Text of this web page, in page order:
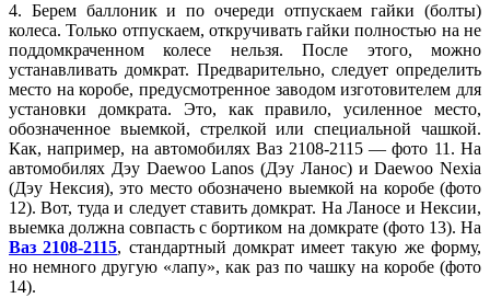
4. Берем баллоник и по очереди отпускаем гайки (болты)
колеса. Только отпускаем, откручивать гайки полностью на не
поддомкраченном колесе нельзя. После этого, можно
устанавливать домкрат. Предварительно, следует определить
место на коробе, предусмотренное заводом изготовителем для
установки домкрата. Это, как правило, усиленное место,
обозначенное выемкой, стрелкой или специальной чашкой.
Как, например, на автомобилях Ваз 2108-2115 — фото 11. На
автомобилях Дэу Daewoo Lanos (Дэу Ланос) и Daewoo Nexia
(Дэу Нексия), это место обозначено выемкой на коробе (фото
12). Вот, туда и следует ставить домкрат. На Ланосе и Нексии,
выемка должна совпасть с бортиком на домкрате (фото 13). На
Ваз 2108-2115, стандартный домкрат имеет такую же форму,
но немного другую «лапу», как раз по чашку на коробе (фото
14).